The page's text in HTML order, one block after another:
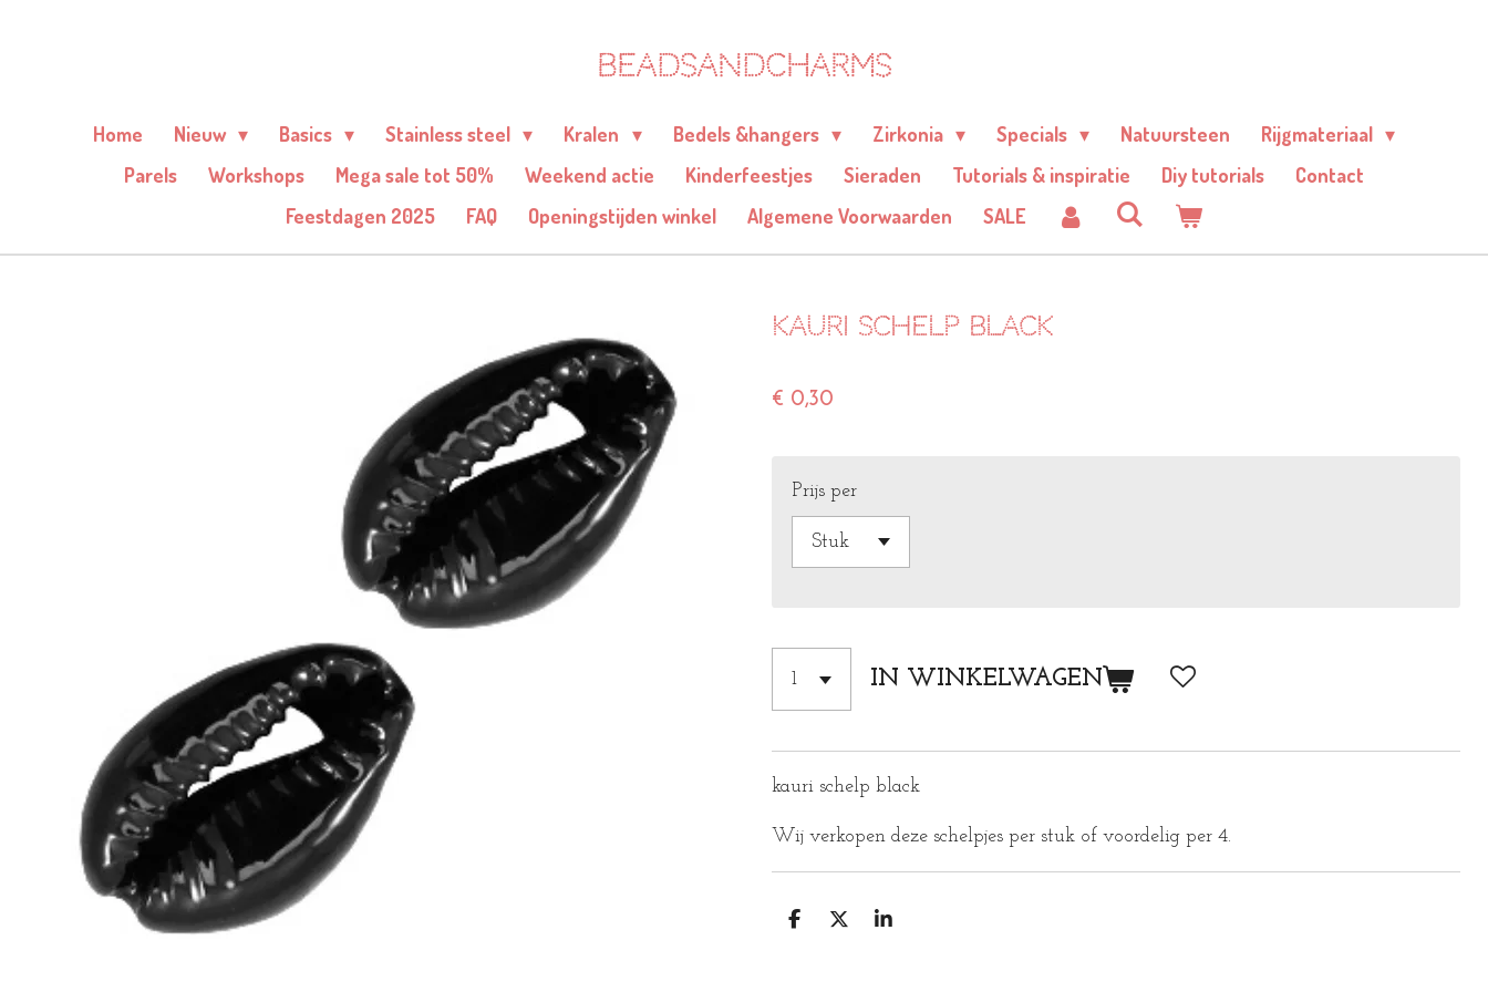
hoofdinhoud
BEADSANDCHARMS
Home Nieuw Basics Stainless steel Kralen Bedels &hangers Zirkonia Specials Natuursteen
Rijgmateriaal
Parels
Workshops Mega sale tot 50% Weekend actie Kinderfeestjes Sieraden Tutorials & inspiratie Diy tutorials
Contact
Feestdagen 2025
FAQ Openingstijden winkel Algemene Voorwaarden SALE
Kauri schelp black
€ 0,30
Prijs per
IN WINKELWAGEN
kauri schelp black
Wij verkopen deze schelpjes per stuk of voordelig per 4.
D
D
S